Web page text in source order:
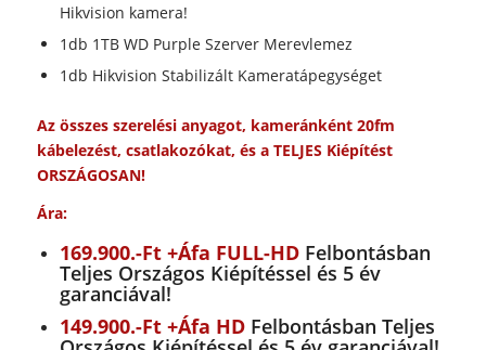
Hikvision kamera!
1db 1TB WD Purple Szerver Merevlemez
1db Hikvision Stabilizált Kameratápegységet
Az összes szerelési anyagot, kameránként 20fm
kábelezést, csatlakozókat, és a TELJES Kiépítést
ORSZÁGOSAN!
Ára:
169.900.-Ft +Áfa FULL-HDFelbontásban
Teljes Országos Kiépítéssel és 5 év
garanciával!
149.900.-Ft +Áfa HD Felbontásban Teljes